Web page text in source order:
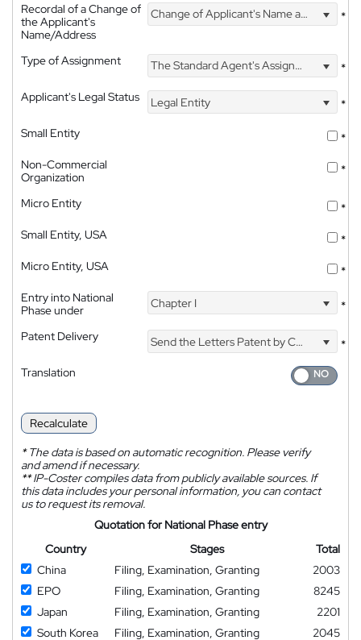
Recordal of a Change of
the Applicant's
Name/Address
Change of Applicant's Name and Address *
Type of Assignment The Standard Agent's Assignment
*
Applicant's Legal Status
Legal Entity
*
Small Entity
*
Non-Commercial
Organization
*
Micro Entity
*
Small Entity, USA
*
Micro Entity, USA
*
Entry into National
Phase under
Chapter I *
Patent Delivery Send the Letters Patent by Courier
*
Translation
Recalculate
*The data is based on automatic recognition. Please verify
and amend if necessary.
**IP-Coster compiles data from publicly available sources. If
this data includes your personal information, you can contact
us to request its removal.
Quotation for National Phase entry
Country
Stages
Total
China
Filing, Examination, Granting
2003
EPO
Filing, Examination, Granting
8245
Japan
Filing, Examination, Granting
2201
South Korea
Filing, Examination, Granting 2045